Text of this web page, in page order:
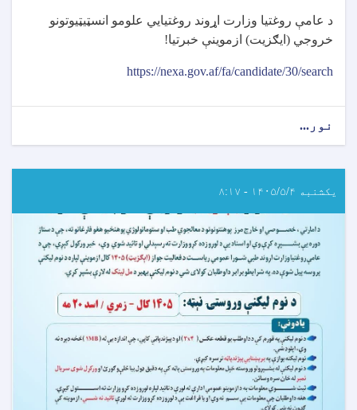
د عامې روغتيا وزارت اړوند روغتيايي علومو انسټيټيوتونو
خروجي (ايګزيت) ازموينې خبرتيا!
https://nexa.gov.af/fa/candidate/30/search
نور...
روغتيا
وزارت
علومو
انسټيټيوتونو
خروجي
ازموينې
خبرتيا!
یکشنبه ۱۴۰۵/۵/۴ - ۸:۱۷